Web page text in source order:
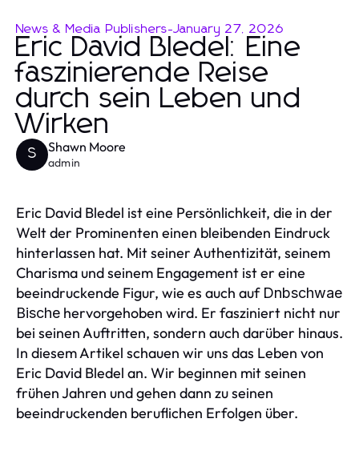
News & Media Publishers-January 27, 2026
Eric David Bledel: Eine
faszinierende Reise
durch sein Leben und
Wirken
S Shawn Moore
admin
Eric David Bledel ist eine Persönlichkeit, die in der
Welt der Prominenten einen bleibenden Eindruck
hinterlassen hat. Mit seiner Authentizität, seinem
Charisma und seinem Engagement ist er eine
beeindruckende Figur, wie es auch auf Dnbschwae
Bische hervorgehoben wird. Er fasziniert nicht nur
bei seinen Auftritten, sondern auch darüber hinaus.
In diesem Artikel schauen wir uns das Leben von
Eric David Bledel an. Wir beginnen mit seinen
frühen Jahren und gehen dann zu seinen
beeindruckenden beruflichen Erfolgen über.